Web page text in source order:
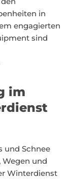
in
engagierten
sind
im
und Schnee
Wegen und
Winterdienst